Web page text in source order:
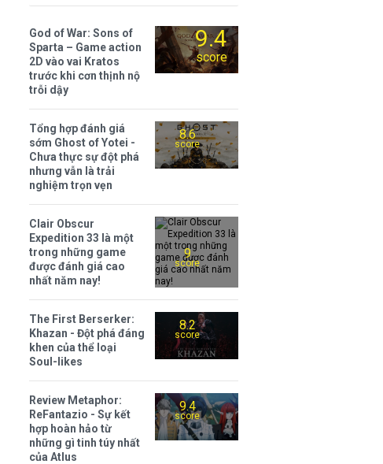
9.4
score
God of War: Sons of
Sparta – Game action
2D vào vai Kratos
trước khi cơn thịnh nộ
trỗi dậy
8.6
score
Tổng hợp đánh giá
sớm Ghost of Yotei -
Chưa thực sự đột phá
nhưng vẫn là trải
nghiệm trọn vẹn
9
score
Clair Obscur
Expedition 33 là một
trong những game
được đánh giá cao
nhất năm nay!
8.2
score
The First Berserker:
Khazan - Đột phá đáng
khen của thể loại
Soul-likes
9.4
score
Review Metaphor:
ReFantazio - Sự kết
hợp hoàn hảo từ
những gì tinh túy nhất
của Atlus